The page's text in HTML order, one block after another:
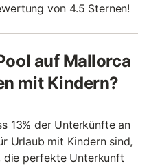
von 4.5 Sternen!
auf Mallorca
mit Kindern?
13% der Unterkünfte an
Urlaub mit Kindern sind,
die perfekte Unterkunft